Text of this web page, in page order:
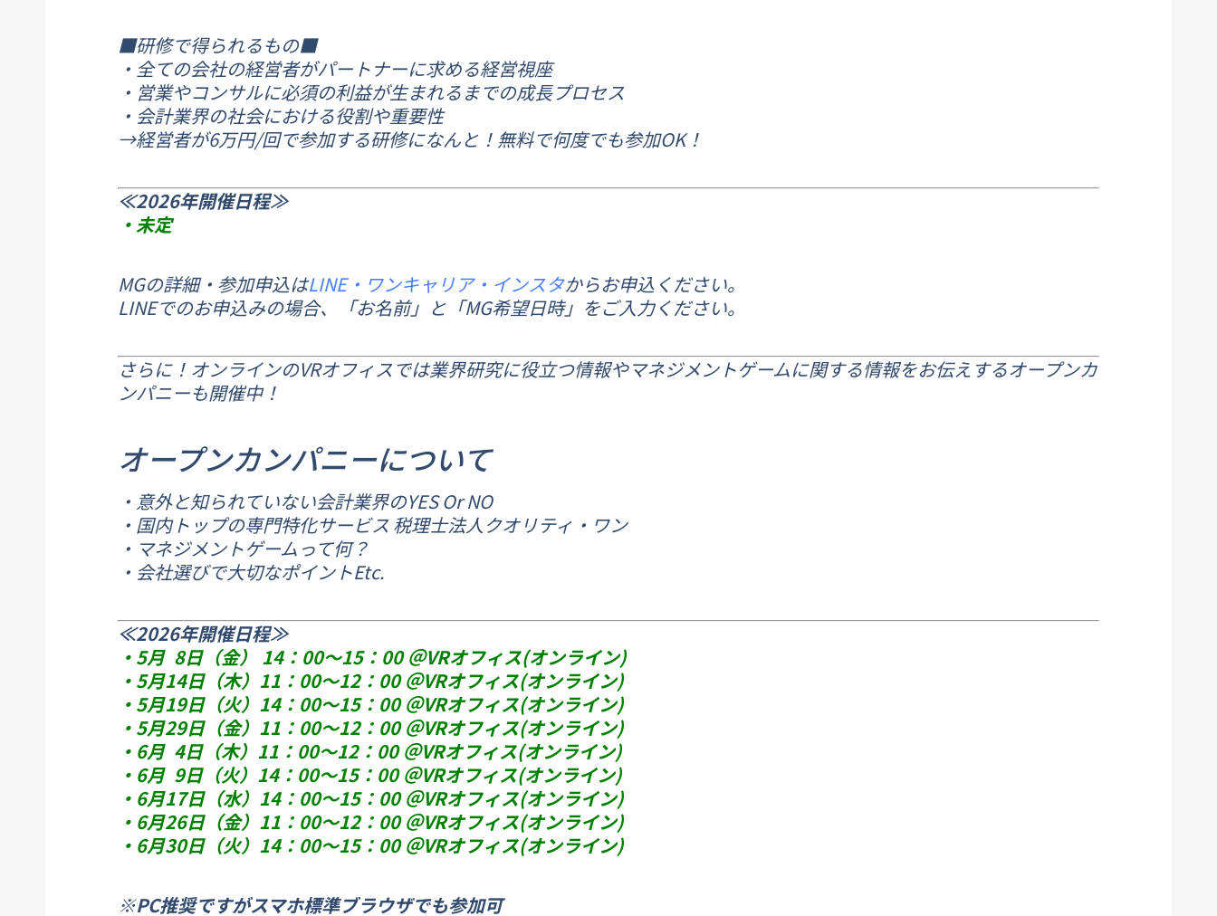
■研修で得られるもの■
・全ての会社の経営者がパートナーに求める経営視座
・営業やコンサルに必須の利益が生まれるまでの成長プロセス
・会計業界の社会における役割や重要性
→経営者が6万円/回で参加する研修になんと！無料で何度でも参加OK！
≪2026年開催日程≫
・未定
MGの詳細・参加申込はLINE・ ワンキャリア・ インスタからお申込ください。
LINEでのお申込みの場合、「お名前」と「MG希望日時」をご入力ください。
さらに！オンラインのVRオフィスでは業界研究に役立つ情報やマネジメントゲームに関する情報をお伝えするオープンカ
ンパニーも開催中！
オープンカンパニーについて
・意外と知られていない会計業界のYES Or NO
・国内トップの専門特化サービス 税理士法人クオリティ・ワン
・マネジメントゲームって何？
・会社選びで大切なポイントetc.
≪2026年開催日程≫
・5月 8日（金） 14：00～15：00 ＠VRオフィス(オンライン)
・5月14日（木）11：00～12：00 ＠VRオフィス(オンライン)
・5月19日（火）14：00～15：00 ＠VRオフィス(オンライン)
・5月29日（金）11：00～12：00 ＠VRオフィス(オンライン)
・6月 4日（木）11：00～12：00 ＠VRオフィス(オンライン)
・6月 9日（火）14：00～15：00 ＠VRオフィス(オンライン)
・6月17日（水）14：00～15：00 ＠VRオフィス(オンライン)
・6月26日（金）11：00～12：00 ＠VRオフィス(オンライン)
・6月30日（火）14：00～15：00 ＠VRオフィス(オンライン)
※PC推奨ですがスマホ標準ブラウザでも参加可